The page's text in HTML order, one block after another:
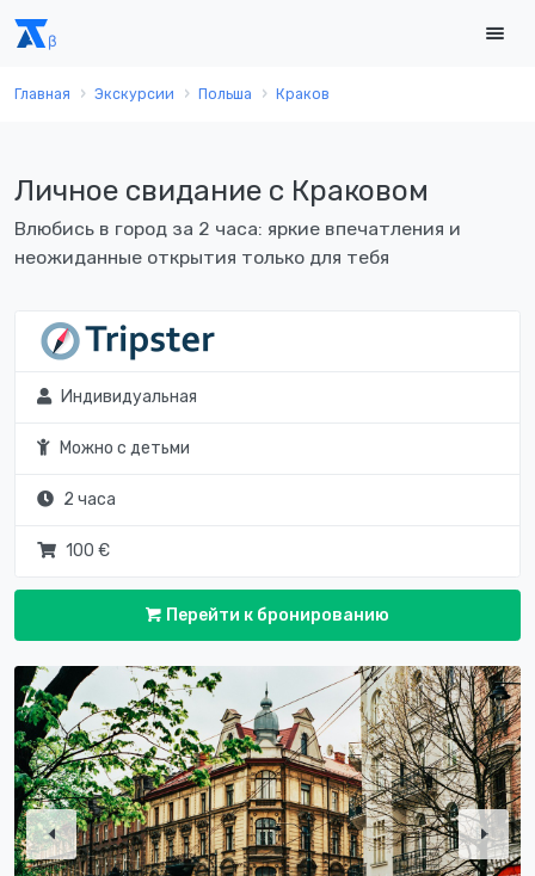
Главная Экскурсии Польша Краков
Личное свидание с Краковом
Влюбись в город за 2 часа: яркие впечатления и
неожиданные открытия только для тебя
Индивидуальная
Можно с детьми
2 часа
100 €
Перейти к бронированию